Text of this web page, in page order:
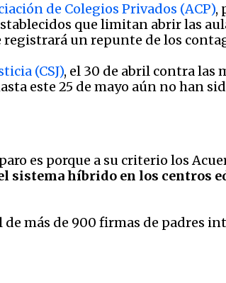
de Colegios Privados (ACP),
que limitan abrir las
registrará un repunte de los
(CSJ), el 30 de abril contra las
este 25 de mayo aún no han
es porque a su criterio los
sistema híbrido en los centros
de más de 900 firmas de padres